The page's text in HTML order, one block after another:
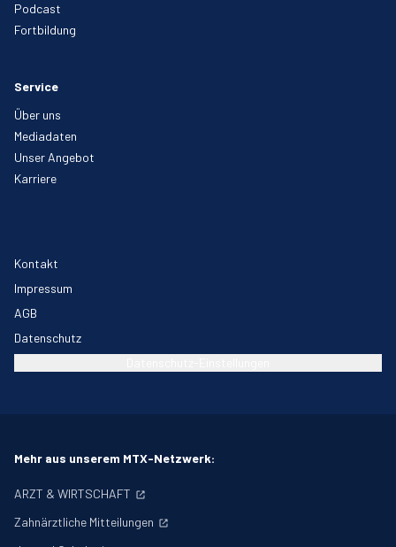
Podcast
Fortbildung
Service
Über uns
Mediadaten
Unser Angebot
Karriere
Kontakt
Impressum
AGB
Datenschutz
Mehr aus unserem MTX-Netzwerk:
ARZT & WIRTSCHAFT
Zahnärztliche Mitteilungen